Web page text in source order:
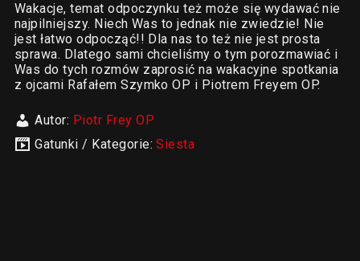
Wakacje, temat odpoczynku też może się wydawać nie
najpilniejszy. Niech Was to jednak nie zwiedzie! Nie
jest łatwo odpocząć!! Dla nas to też nie jest prosta
sprawa. Dlatego sami chcieliśmy o tym porozmawiać i
Was do tych rozmów zaprosić na wakacyjne spotkania
z ojcami Rafałem Szymko OP i Piotrem Freyem OP.
Autor: Piotr Frey OP
Gatunki / Kategorie:Siesta